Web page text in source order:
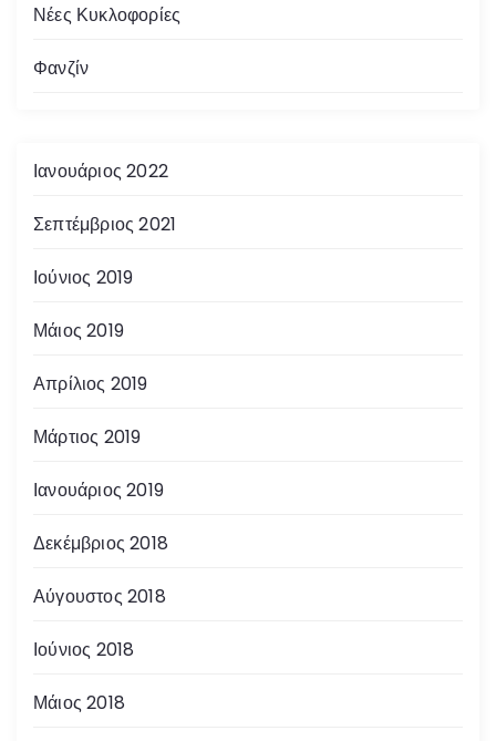
Νέες Κυκλοφορίες
Φανζίν
Ιανουάριος 2022
Σεπτέμβριος 2021
Ιούνιος 2019
Μάιος 2019
Απρίλιος 2019
Μάρτιος 2019
Ιανουάριος 2019
Δεκέμβριος 2018
Αύγουστος 2018
Ιούνιος 2018
Μάιος 2018